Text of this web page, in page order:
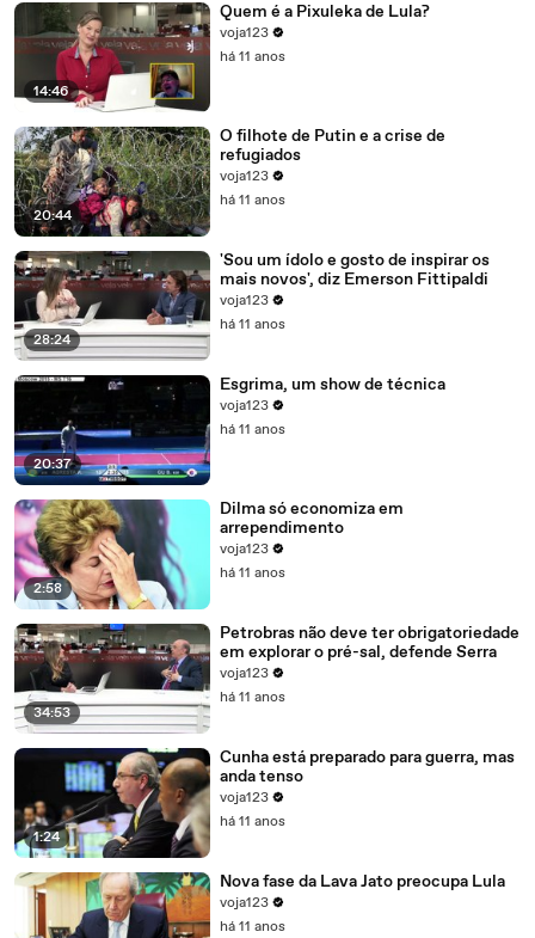
14:46
Quem é a Pixuleka de Lula?
voja123
há 11 anos
20:44
O filhote de Putin e a crise de
refugiados
voja123
há 11 anos
28:24
'Sou um ídolo e gosto de inspirar os
mais novos', diz Emerson Fittipaldi
voja123
há 11 anos
20:37
Esgrima, um show de técnica
voja123
há 11 anos
2:58
Dilma só economiza em
arrependimento
voja123
há 11 anos
34:53
Petrobras não deve ter obrigatoriedade
em explorar o pré-sal, defende Serra
voja123
há 11 anos
1:24
Cunha está preparado para guerra, mas
anda tenso
voja123
há 11 anos
Nova fase da Lava Jato preocupa Lula
voja123
há 11 anos